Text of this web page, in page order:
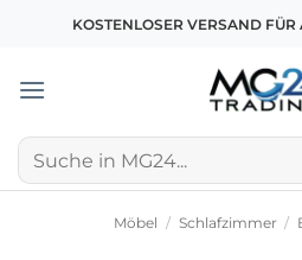
KOSTENLOSER VERSAND FÜR
Suchen
nach:
Möbel / Schlafzimmer /